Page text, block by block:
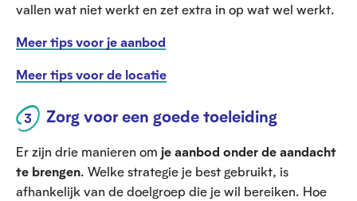
vallen wat niet werkt en zet extra in op wat wel werkt.
Meer tips voor je aanbod
Meer tips voor de locatie
Zorg voor een goede toeleiding
Er zijn drie manieren om je aanbod onder de aandacht
te brengen. Welke strategie je best gebruikt, is
afhankelijk van de doelgroep die je wil bereiken. Hoe